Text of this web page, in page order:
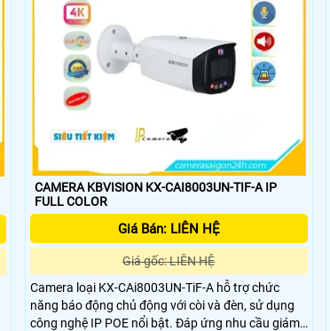
CAMERA KBVISION KX-CAI8003UN-TIF-A IP
FULL COLOR
Giá Bán: LIÊN HỆ
Giá gốc: LIÊN HỆ
Camera loại KX-CAi8003UN-TiF-A hỗ trợ chức
năng báo động chủ động với còi và đèn, sử dụng
công nghệ IP POE nổi bật. Đáp ứng nhu cầu giám